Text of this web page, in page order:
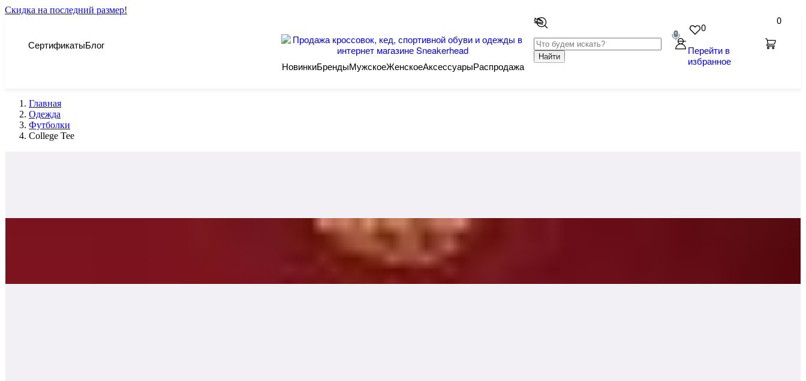
Скидка на последний размер!
СертификатыБлог
Найти
0
Перейти в
избранное
0
НовинкиБрендыМужскоеЖенскоеАксессуарыРаспродажа
Главная
Одежда
Футболки
College Tee